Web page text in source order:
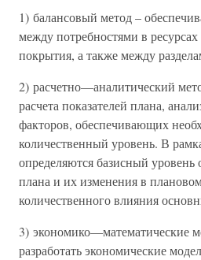
1) балансовый метод –
между потребностями в
покрытия, а также между
2) расчетно—аналитический
расчета показателей плана,
факторов, обеспечивающих
количественный уровень. В
определяются базисный уровень
плана и их изменения в
количественного влияния
3) экономико—математические
разработать экономические